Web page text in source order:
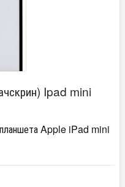
Ipad mini
планшета Apple iPad mini